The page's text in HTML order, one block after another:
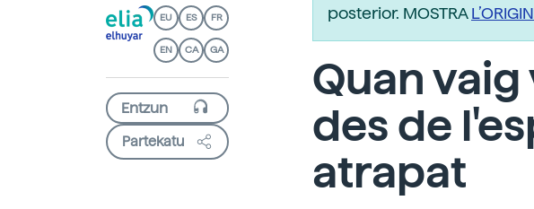
EU ES FR
EN CA GA
Partekatu
posterior. MOSTRA
Quan vaig
des de
atrapat